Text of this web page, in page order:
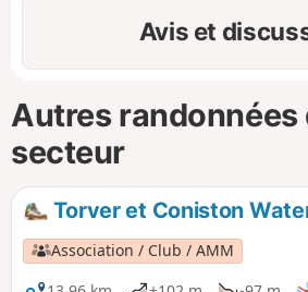
Avis et
Autres randonnées
secteur
Torver et Coniston
Association / Club / AMM